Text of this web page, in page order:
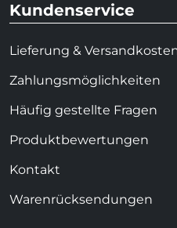
Kundenservice
Lieferung &
Zahlungsmöglichkeiten
Häufig gestellte Fragen
Produktbewertungen
Kontakt
Warenrücksendungen